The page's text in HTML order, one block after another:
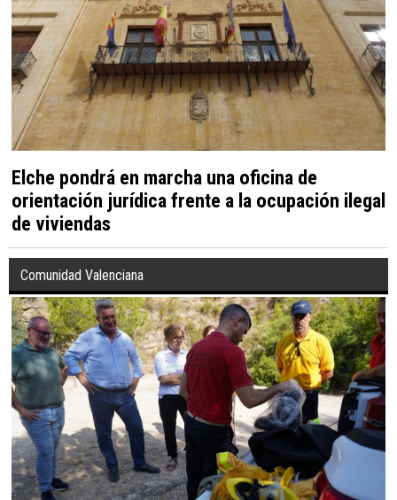
Elche pondrá en marcha una oficina de
orientación jurídica frente a la ocupación ilegal
de viviendas
Comunidad Valenciana